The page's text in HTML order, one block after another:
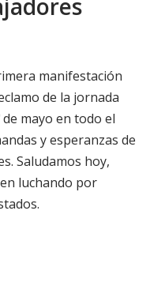
manifestación
de la jornada
mayo en todo el
y esperanzas de
Saludamos hoy,
luchando por